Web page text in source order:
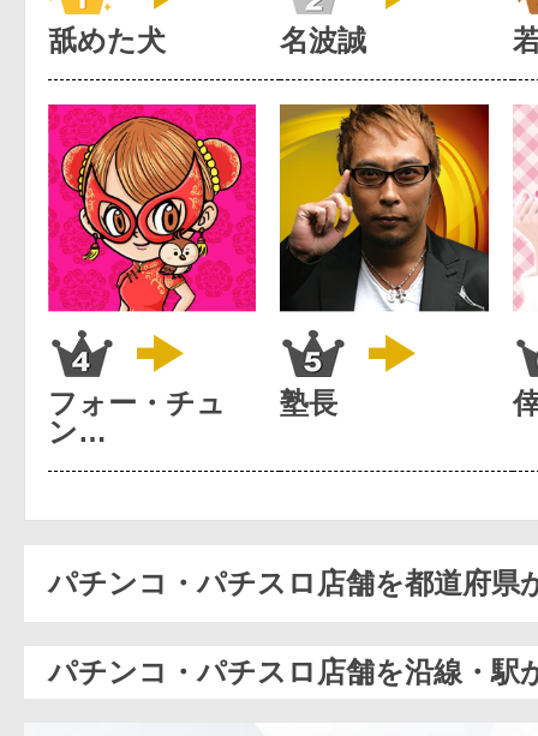
舐めた犬 名波誠
フォー・チュ
ン…
塾長
パチンコ・パチスロ店舗を都道府県
パチンコ・パチスロ店舗を沿線・駅